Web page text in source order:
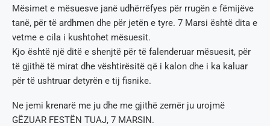
Mësimet e mësuesve janë udhërrëfyes për rrugën e fëmijëve
tanë, për të ardhmen dhe për jetën e tyre. 7 Marsi është dita e
vetme e cila i kushtohet mësuesit.
Kjo është një ditë e shenjtë për të falenderuar mësuesit, për
të gjithë të mirat dhe vështirësitë që i kalon dhe i ka kaluar
për të ushtruar detyrën e tij fisnike.
Ne jemi krenarë me ju dhe me gjithë zemër ju urojmë
GËZUAR FESTËN TUAJ, 7 MARSIN.